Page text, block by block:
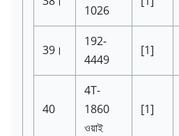
1026
39।
192-
4449
[1]
40
4T-
1860
ওয়াই
[1]